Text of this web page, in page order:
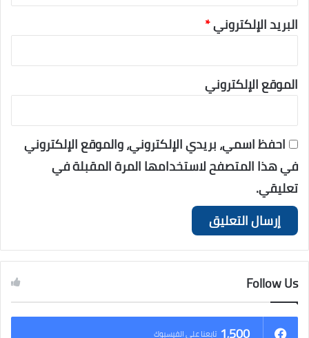
البريد الإلكتروني*
الموقع الإلكتروني
احفظ اسمي، بريدي الإلكتروني، والموقع الإلكتروني
في هذا المتصفح لاستخدامها المرة المقبلة في
تعليقي.
Follow Us
تابعنا على الفيسبوك